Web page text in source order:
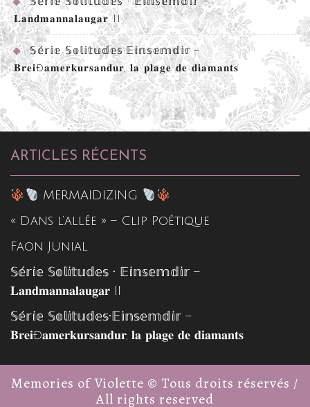
𝐋𝐚𝐧𝐝𝐦𝐚𝐧𝐧𝐚𝐥𝐚𝐮𝐠𝐚𝐫 II
𝕊𝕖́𝕣𝕚𝕖 𝕊𝕠𝕝𝕚𝕥𝕦𝕕𝕖𝕤•𝔼𝕚𝕟𝕤𝕖𝕞𝕕𝕚𝕣 –
𝐁𝐫𝐞𝐢ð𝐚𝐦𝐞𝐫𝐤𝐮𝐫𝐬𝐚𝐧𝐝𝐮𝐫, 𝐥𝐚 𝐩𝐥𝐚𝐠𝐞 𝐝𝐞 𝐝𝐢𝐚𝐦𝐚𝐧𝐭𝐬
ARTICLES RÉCENTS
MERMAIDIZING
« Dans l’allée » – Clip Poétique
Faon Junial
𝕊𝕖́𝕣𝕚𝕖 𝕊𝕠𝕝𝕚𝕥𝕦𝕕𝕖𝕤 • 𝔼𝕚𝕟𝕤𝕖𝕞𝕕𝕚𝕣 –
𝐋𝐚𝐧𝐝𝐦𝐚𝐧𝐧𝐚𝐥𝐚𝐮𝐠𝐚𝐫 II
𝕊𝕖́𝕣𝕚𝕖 𝕊𝕠𝕝𝕚𝕥𝕦𝕕𝕖𝕤•𝔼𝕚𝕟𝕤𝕖𝕞𝕕𝕚𝕣 –
𝐁𝐫𝐞𝐢ð𝐚𝐦𝐞𝐫𝐤𝐮𝐫𝐬𝐚𝐧𝐝𝐮𝐫, 𝐥𝐚 𝐩𝐥𝐚𝐠𝐞 𝐝𝐞 𝐝𝐢𝐚𝐦𝐚𝐧𝐭𝐬
Memories of Violette © Tous droits réservés /
All rights reserved